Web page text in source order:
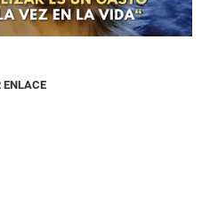
ENLACE